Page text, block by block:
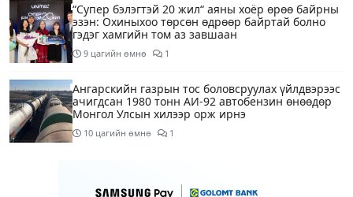
“Супер бэлэгтэй 20 жил“ аяны хоёр өрөө байрны
эзэн: Охиныхоо төрсөн өдрөөр байртай болно
гэдэг хамгийн том аз завшаан
9 цагийн өмнө 1
Ангарскийн газрын тос боловсруулах үйлдвэрээс
ачигдсан 1980 тонн АИ-92 автобензин өнөөдөр
Монгол Улсын хилээр орж ирнэ
10 цагийн өмнө 1
төрийн бодлогын хомсдол үүсээд байна